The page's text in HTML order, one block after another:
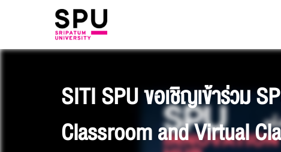
SITI SPU ขอเชิญเข้าร่วม
Classroom and Virtual